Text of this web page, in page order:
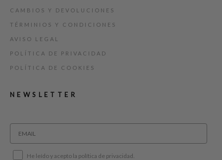
CAMBIOS Y DEVOLUCIONES
TÉRMINIOS Y CONDICIONES
AVISO LEGAL
POLÍTICA DE PRIVACIDAD
POLÍTICA DE COOKIES
NEWSLETTER
He leído y acepto la política de privacidad.